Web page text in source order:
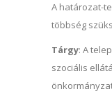
A határozat-
többség
Tárgy: A
szociális